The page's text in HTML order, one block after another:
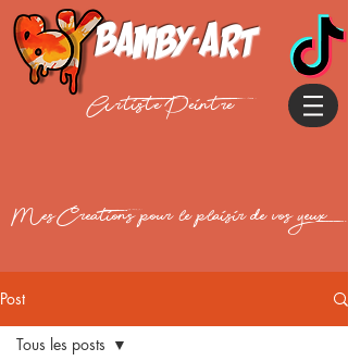
Bamby-art
Artiste Peintre
Mes Creations pour le plaisir de vos yeux
Post
Tous les posts